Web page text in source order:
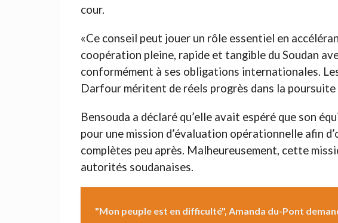
cour.
«Ce conseil peut jouer un rôle essentiel en
coopération pleine, rapide et tangible du Soudan
conformément à ses obligations internationales.
Darfour méritent de réels progrès dans la
Bensouda a déclaré qu’elle avait espéré que son
pour une mission d’évaluation opérationnelle afin
complètes peu après. Malheureusement, cette
autorités soudanaises.
"Mon peuple est en difficulté", Amanda du-Pont